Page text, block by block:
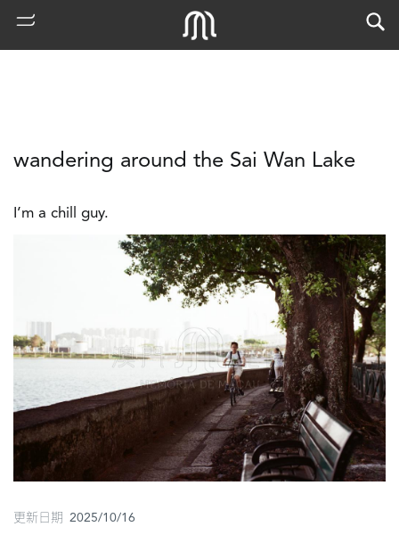
索
地
圖
媽
閣
寺
wandering around the Sai Wan Lake
I’m a chill guy.
更新日期 2025/10/16